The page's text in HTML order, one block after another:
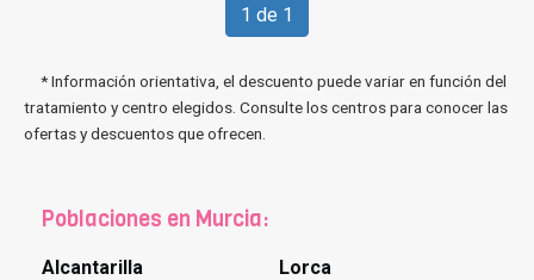
1 de 1
* Información orientativa, el descuento puede variar en función del
tratamiento y centro elegidos. Consulte los centros para conocer las
ofertas y descuentos que ofrecen.
Poblaciones en Murcia:
Alcantarilla
Lorca